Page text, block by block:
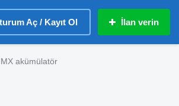
Aç / Kayıt Ol İlan verin
akümülatör